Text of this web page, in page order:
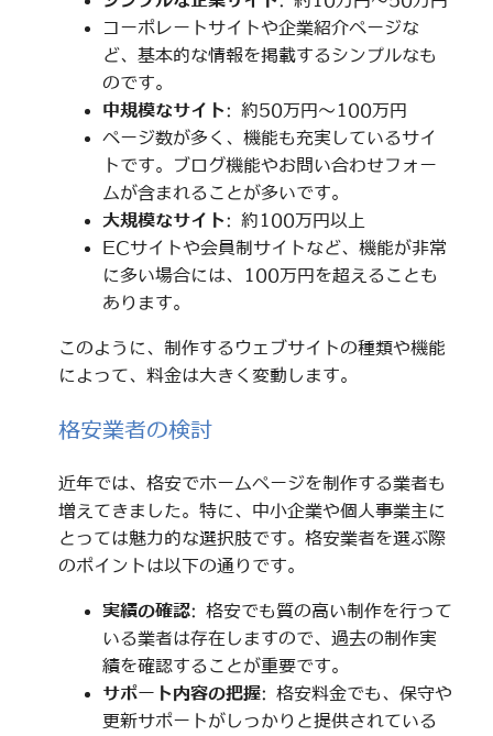
コーポレートサイトや企業紹介ページな
ど、基本的な情報を掲載するシンプルなも
のです。
中規模なサイト: 約50万円～100万円
ページ数が多く、機能も充実しているサイ
トです。ブログ機能やお問い合わせフォー
ムが含まれることが多いです。
大規模なサイト: 約100万円以上
ECサイトや会員制サイトなど、機能が非常
に多い場合には、100万円を超えることも
あります。
このように、制作するウェブサイトの種類や機能
によって、料金は大きく変動します。
格安業者の検討
近年では、格安でホームページを制作する業者も
増えてきました。特に、中小企業や個人事業主に
とっては魅力的な選択肢です。格安業者を選ぶ際
のポイントは以下の通りです。
実績の確認: 格安でも質の高い制作を行って
いる業者は存在しますので、過去の制作実
績を確認することが重要です。
サポート内容の把握: 格安料金でも、保守や
更新サポートがしっかりと提供されている